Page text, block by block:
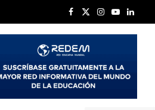
Facebook
X
Instagram
YouTube